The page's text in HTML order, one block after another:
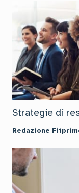
Strategie di
Redazione